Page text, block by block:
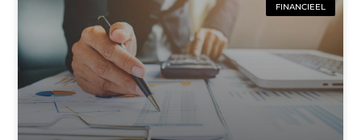
FINANCIEEL